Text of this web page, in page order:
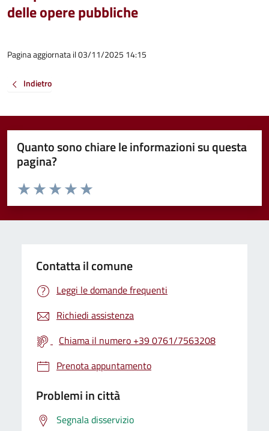
delle opere pubbliche
Pagina aggiornata il 03/11/2025 14:15
Indietro
Quanto sono chiare le informazioni su questa
pagina?
Valuta da 1 a 5 stelle la pagina
Valuta 5 stelle su 5
Valuta 4 stelle su 5
Valuta 3 stelle su 5
Valuta 2 stelle su 5
Valuta 1 stelle su 5
Contatta il comune
Leggi le domande frequenti
Richiedi assistenza
Chiama il numero +39 0761/7563208
Prenota appuntamento
Problemi in città
Segnala disservizio